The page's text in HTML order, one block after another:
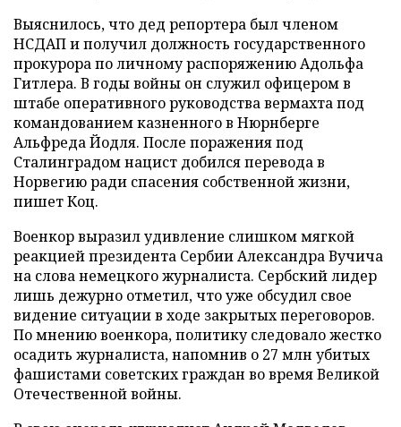
Выяснилось, что дед репортера был членом
НСДАП и получил должность государственного
прокурора по личному распоряжению Адольфа
Гитлера. В годы войны он служил офицером в
штабе оперативного руководства вермахта под
командованием казненного в Нюрнберге
Альфреда Йодля. После поражения под
Сталинградом нацист добился перевода в
Норвегию ради спасения собственной жизни,
пишет Коц.
Военкор выразил удивление слишком мягкой
реакцией президента Сербии Александра Вучича
на слова немецкого журналиста. Сербский лидер
лишь дежурно отметил, что уже обсудил свое
видение ситуации в ходе закрытых переговоров.
По мнению военкора, политику следовало жестко
осадить журналиста, напомнив о 27 млн убитых
фашистами советских граждан во время Великой
Отечественной войны.